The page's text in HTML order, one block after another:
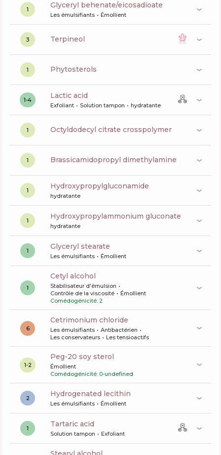
1 glyceryl behenate/eicosadioate
Les émulsifiants Émollient
3 terpineol
1 phytosterols
1-4 lactic acid
Exfoliant Solution tampon hydratante
1 octyldodecyl citrate crosspolymer
1 brassicamidopropyl dimethylamine
1 hydroxypropylgluconamide
hydratante
1 hydroxypropylammonium gluconate
hydratante
1 glyceryl stearate
Les émulsifiants Émollient
1
cetyl alcohol
Stabilisateur d'émulsion
Contrôle de la viscosité
Émollient
Comédogénicité: 2
6
cetrimonium chloride
Les émulsifiants
Antibactérien
Les conservateurs
Les tensioactifs
1-2
peg-20 soy sterol
Émollient
Comédogénicité: 0-undefined
2 hydrogenated lecithin
Les émulsifiants Émollient
1 tartaric acid
Solution tampon Exfoliant